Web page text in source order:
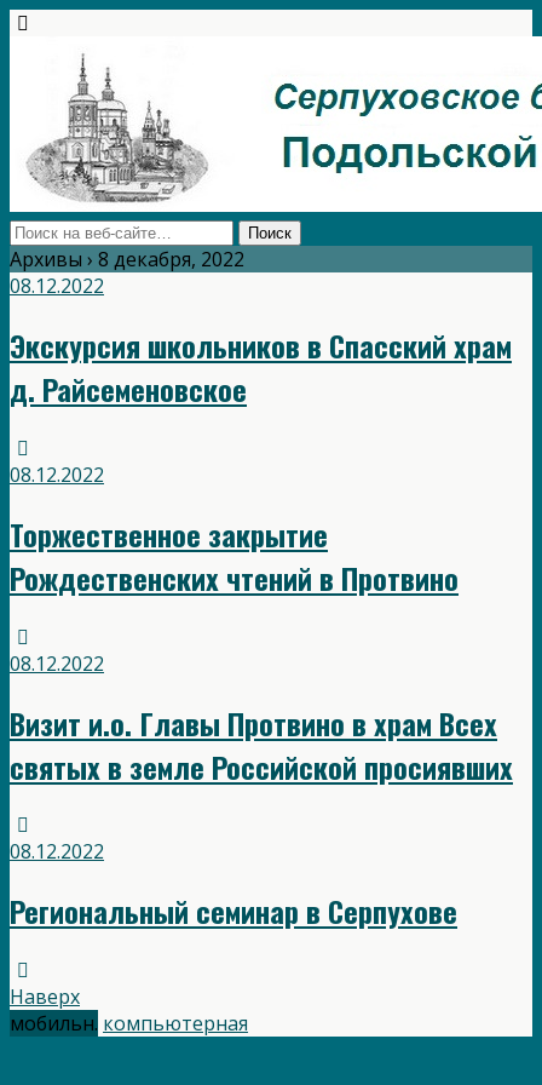
Архивы › 8 декабря, 2022
08.12.2022
Экскурсия школьников в Спасский храм
д. Райсеменовское
08.12.2022
Торжественное закрытие
Рождественских чтений в Протвино
08.12.2022
Визит и.о. Главы Протвино в храм Всех
святых в земле Российской просиявших
08.12.2022
Региональный семинар в Серпухове
Наверх
мобильн. компьютерная